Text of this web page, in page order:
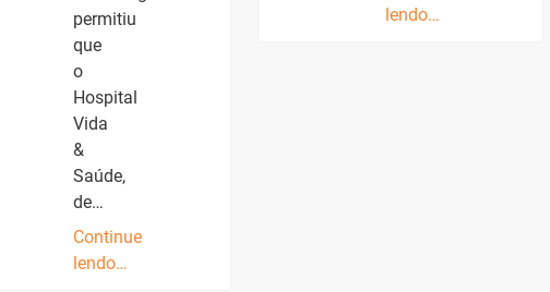
permitiu
que
o
Hospital
Vida
&
Saúde,
de…
Continue
lendo…
lendo…